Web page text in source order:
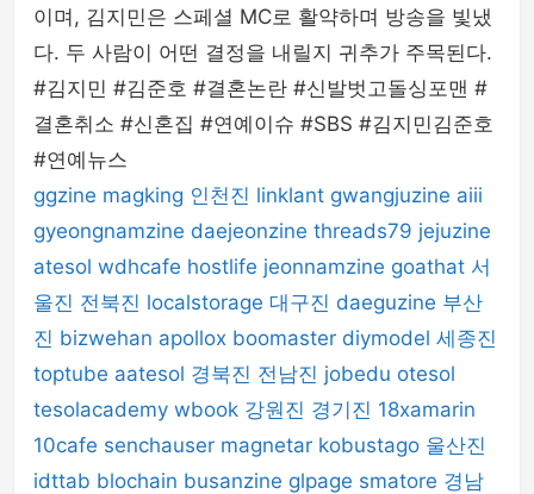
이며, 김지민은 스페셜 MC로 활약하며 방송을 빛냈
다. 두 사람이 어떤 결정을 내릴지 귀추가 주목된다.
#김지민 #김준호 #결혼논란 #신발벗고돌싱포맨 #
결혼취소 #신혼집 #연예이슈 #SBS #김지민김준호
#연예뉴스
ggzine magking 인천진 linklant gwangjuzine aiii
gyeongnamzine daejeonzine threads79 jejuzine
atesol wdhcafe hostlife jeonnamzine goathat 서
울진 전북진 localstorage 대구진 daeguzine 부산
진 bizwehan apollox boomaster diymodel 세종진
toptube aatesol 경북진 전남진 jobedu otesol
tesolacademy wbook 강원진 경기진 18xamarin
10cafe senchauser magnetar kobustago 울산진
idttab blochain busanzine glpage smatore 경남